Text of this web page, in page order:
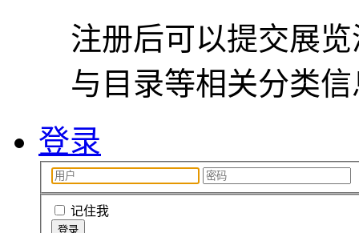
注册后可以提交展
与目录等相关分类
登录
记住我